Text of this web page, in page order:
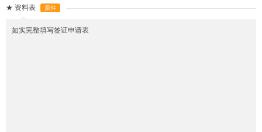
★ 资料表 原件
如实完整填写签证申请表